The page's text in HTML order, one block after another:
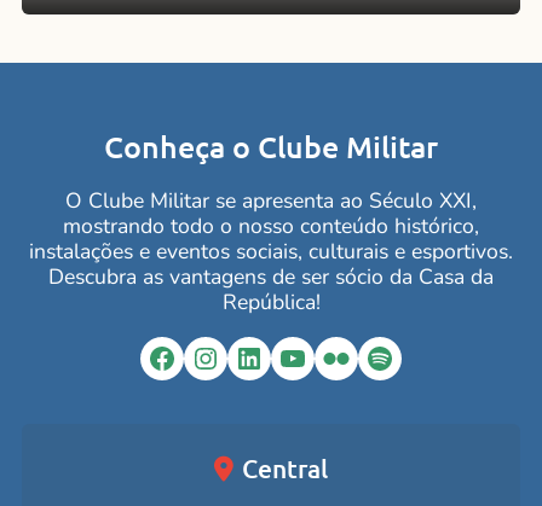
Conheça o Clube Militar
O Clube Militar se apresenta ao Século XXI,
mostrando todo o nosso conteúdo histórico,
instalações e eventos sociais, culturais e esportivos.
Descubra as vantagens de ser sócio da Casa da
República!
Facebook
Instagram
LinkedIn
YouTube
FlickrSpotify
Central